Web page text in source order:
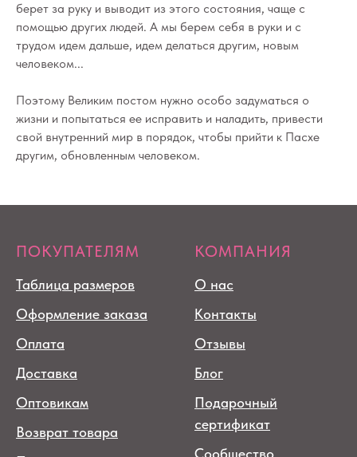
берет за руку и выводит из этого состояния, чаще с
помощью других людей. А мы берем себя в руки и с
трудом идем дальше, идем делаться другим, новым
человеком...
Поэтому Великим постом нужно особо задуматься о
жизни и попытаться ее исправить и наладить, привести
свой внутренний мир в порядок, чтобы прийти к Пасхе
другим, обновленным человеком.
ПОКУПАТЕЛЯМ
Таблица размеров
Оформление заказа
Оплата
Доставка
Оптовикам
Возврат товара
КОМПАНИЯ
О нас
Контакты
Отзывы
Блог
Подарочный
сертификат